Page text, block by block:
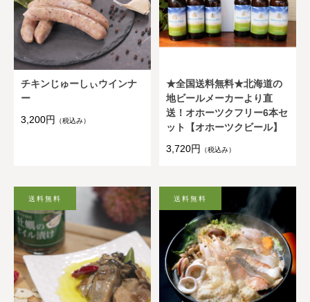
チキンじゅーしぃウインナ
ー
3,200円
（税込み）
★全国送料無料★北海道の
地ビールメーカーより直
送！オホーツクフリー6本セ
ット【オホーツクビール】
3,720円
（税込み）